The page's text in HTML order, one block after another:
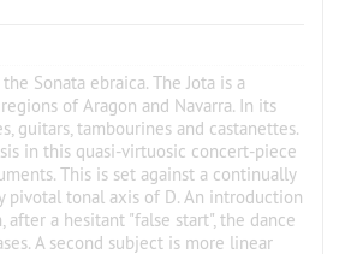
Sonata ebraica. The Jota is a
of Aragon and Navarra. In its
guitars, tambourines and castanettes.
in this quasi-virtuosic concert-piece
This is set against a continually
tonal axis of D. An introduction
a hesitant "false start", the dance
A second subject is more linear